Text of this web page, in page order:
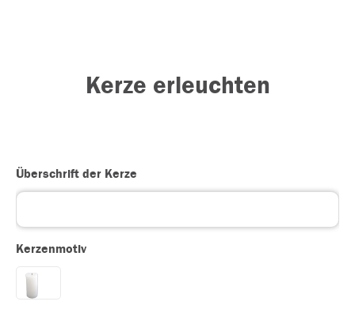
Kerze erleuchten
Überschrift der Kerze
Kerzenmotiv